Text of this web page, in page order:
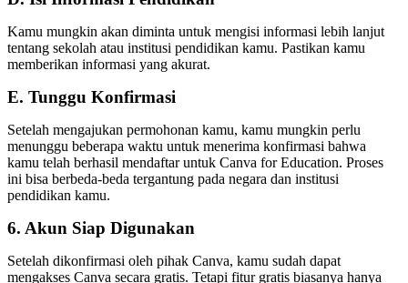
Kamu mungkin akan diminta untuk mengisi informasi lebih lanjut
tentang sekolah atau institusi pendidikan kamu. Pastikan kamu
memberikan informasi yang akurat.
E. Tunggu Konfirmasi
Setelah mengajukan permohonan kamu, kamu mungkin perlu
menunggu beberapa waktu untuk menerima konfirmasi bahwa
kamu telah berhasil mendaftar untuk Canva for Education. Proses
ini bisa berbeda-beda tergantung pada negara dan institusi
pendidikan kamu.
6. Akun Siap Digunakan
Setelah dikonfirmasi oleh pihak Canva, kamu sudah dapat
mengakses Canva secara gratis. Tetapi fitur gratis biasanya hanya